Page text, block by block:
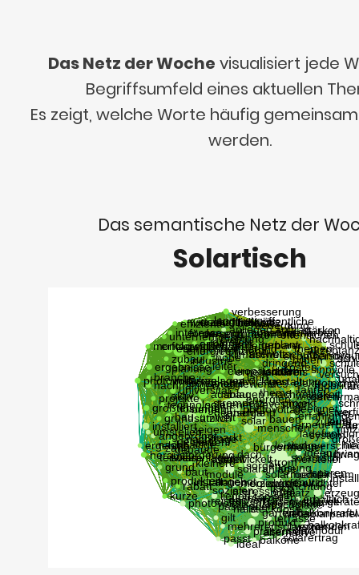
Das Netz der Woche visualisiert jede
Begriffsumfeld eines aktuellen
Es zeigt, welche Worte häufig
werden.
Das semantische Netz der
Solartisch